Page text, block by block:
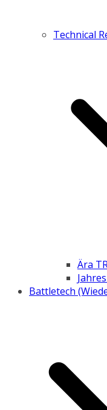
Technical
Ära
Battletech